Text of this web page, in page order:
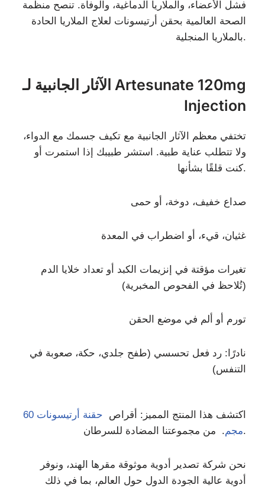
فشل الأعضاء، والملاريا الدماغية، والوفاة. تنصح منظمة
الصحة العالمية بحقن أرتيسونات لعلاج الملاريا الحادة
بالملاريا المنجلية.
الآثار الجانبية لـ Artesunate 120mg
Injection
تختفي معظم الآثار الجانبية مع تكيف جسمك مع الدواء،
ولا تتطلب عناية طبية. استشر طبيبك إذا استمرت أو
كنت قلقًا بشأنها.
صداع خفيف، دوخة، أو حمى
غثيان، قيء، أو اضطراب في المعدة
تغيرات مؤقتة في إنزيمات الكبد أو تعداد خلايا الدم
(تُلاحظ في الفحوص المخبرية)
تورم أو ألم في موضع الحقن
نادرًا: رد فعل تحسسي (طفح جلدي، حكة، صعوبة في
التنفس)
اكتشف هذا المنتج المميز: أقراص
حقنة أرتيسونات 60
مجم. من مجموعتنا المضادة للسرطان.
نحن شركة تصدير أدوية موثوقة مقرها الهند، ونوفر
أدوية عالية الجودة الدول حول العالم، بما في ذلك